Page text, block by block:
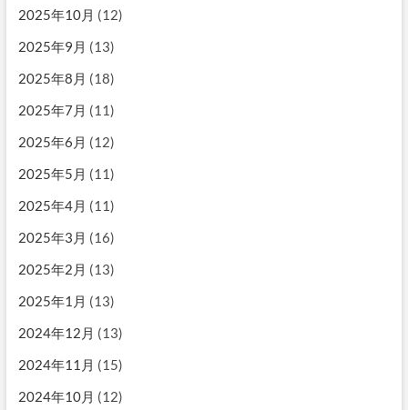
2025年10月 (12)
2025年9月 (13)
2025年8月 (18)
2025年7月 (11)
2025年6月 (12)
2025年5月 (11)
2025年4月 (11)
2025年3月 (16)
2025年2月 (13)
2025年1月 (13)
2024年12月 (13)
2024年11月 (15)
2024年10月 (12)